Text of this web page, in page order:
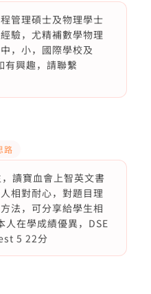
管理碩士及物理學士
驗，尤精補數學物理
，小，國際學校及
興趣，請聯繫
路
讀寶血會上智英文書
相對耐心，對題目理
法，可分享給學生相
人在學成績優異，DSE
5 22分